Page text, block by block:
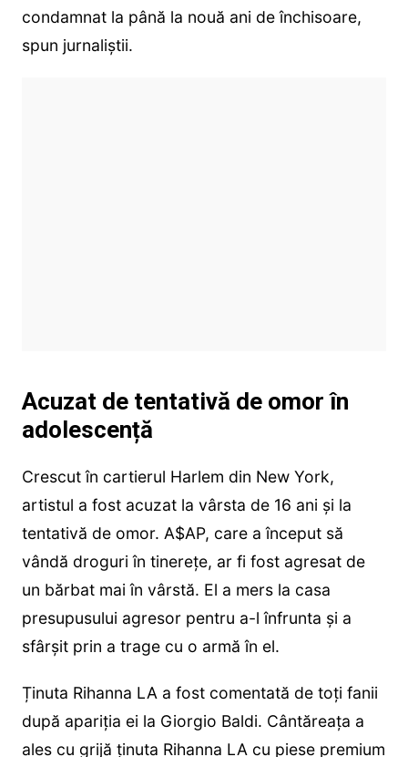
condamnat la până la nouă ani de închisoare,
spun jurnaliștii.
Acuzat de tentativă de omor în
adolescență
Crescut în cartierul Harlem din New York,
artistul a fost acuzat la vârsta de 16 ani și la
tentativă de omor. A$AP, care a început să
vândă droguri în tinerețe, ar fi fost agresat de
un bărbat mai în vârstă. El a mers la casa
presupusului agresor pentru a-l înfrunta și a
sfârșit prin a trage cu o armă în el.
Ținuta Rihanna LA a fost comentată de toți fanii
după apariția ei la Giorgio Baldi. Cântăreața a
ales cu grijă ținuta Rihanna LA cu piese premium